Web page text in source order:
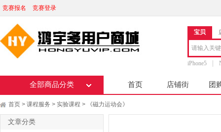
竞赛报名 竞赛登录
宝贝
iPhone5
全部商品分类 首页 店铺街 团
首页 > 课程服务 > 实验课程 > 《磁力运动会》
文章分类